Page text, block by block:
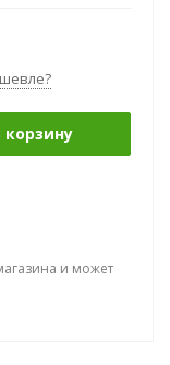
корзину
и может